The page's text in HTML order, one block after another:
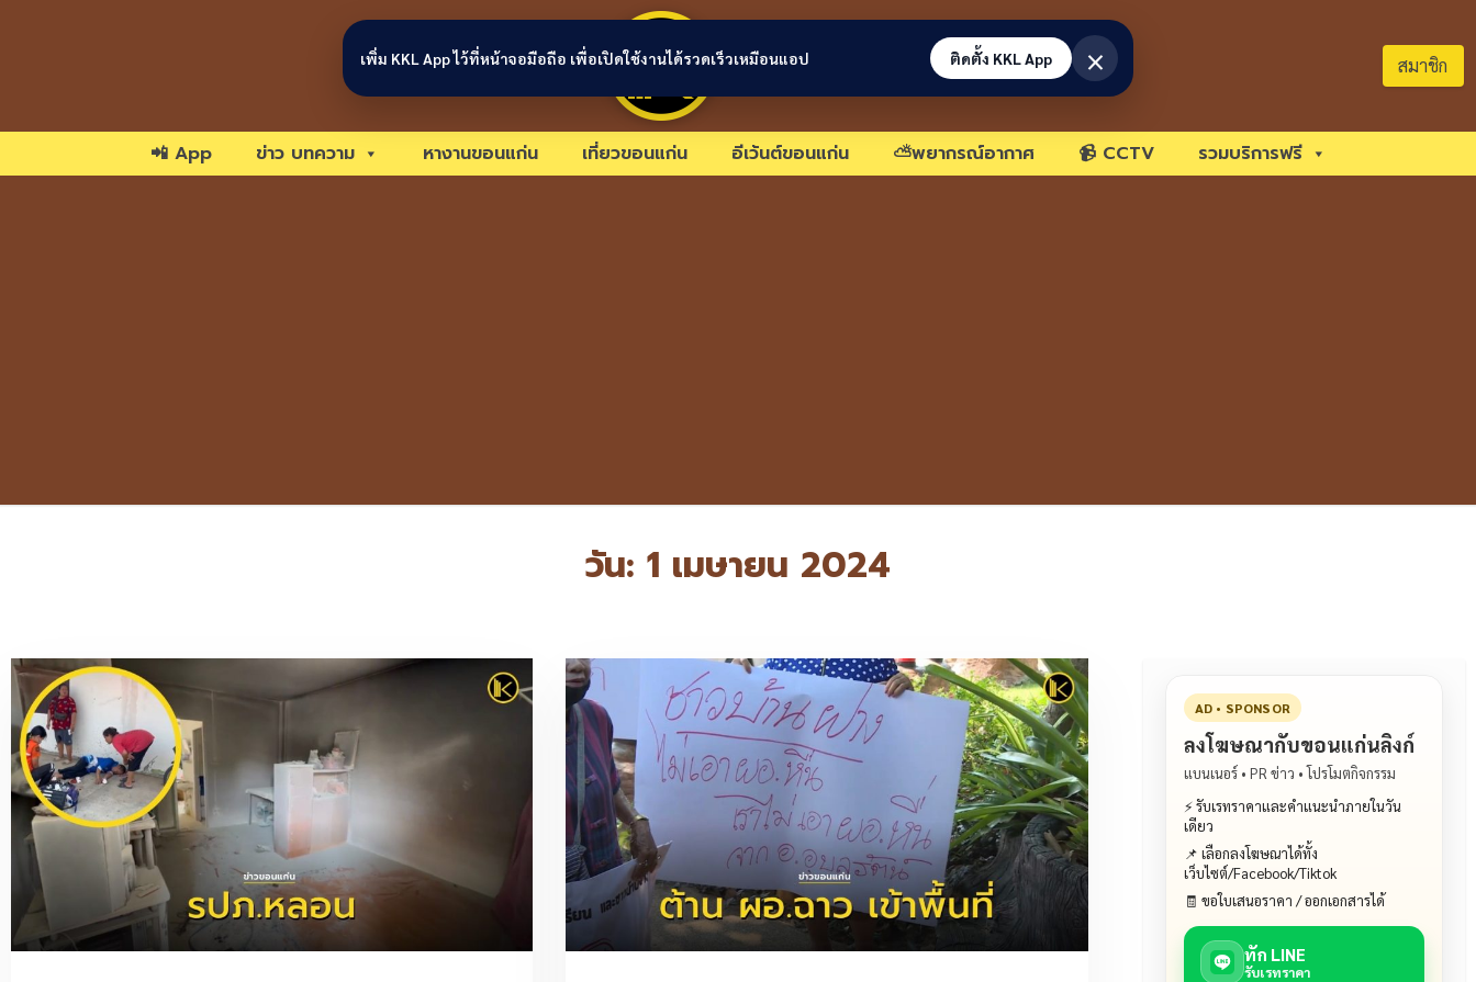
ขอนแก่นลิงก์ สมาชิก
📲 App ข่าว บทความ หางานขอนแก่น เที่ยวขอนแก่น อีเว้นต์ขอนแก่น ⛅พยากรณ์อากาศ 📹 CCTV รวมบริการฟรี
วัน: 1 เมษายน 2024
AD • SPONSOR
ลงโฆษณากับขอนแก่นลิงก์
แบนเนอร์ • PR ข่าว • โปรโมตกิจกรรม
⚡ รับเรทราคาและคำแนะนำภายในวัน
เดียว
📌 เลือกลงโฆษณาได้ทั้ง
เว็บไซต์/Facebook/Tiktok
🧾 ขอใบเสนอราคา / ออกเอกสารได้
ทัก LINE
รับเรทราคา
เพิ่ม KKL App ไว้ที่หน้าจอมือถือ เพื่อเปิดใช้งานได้รวดเร็วเหมือนแอป ติดตั้ง KKL App ×